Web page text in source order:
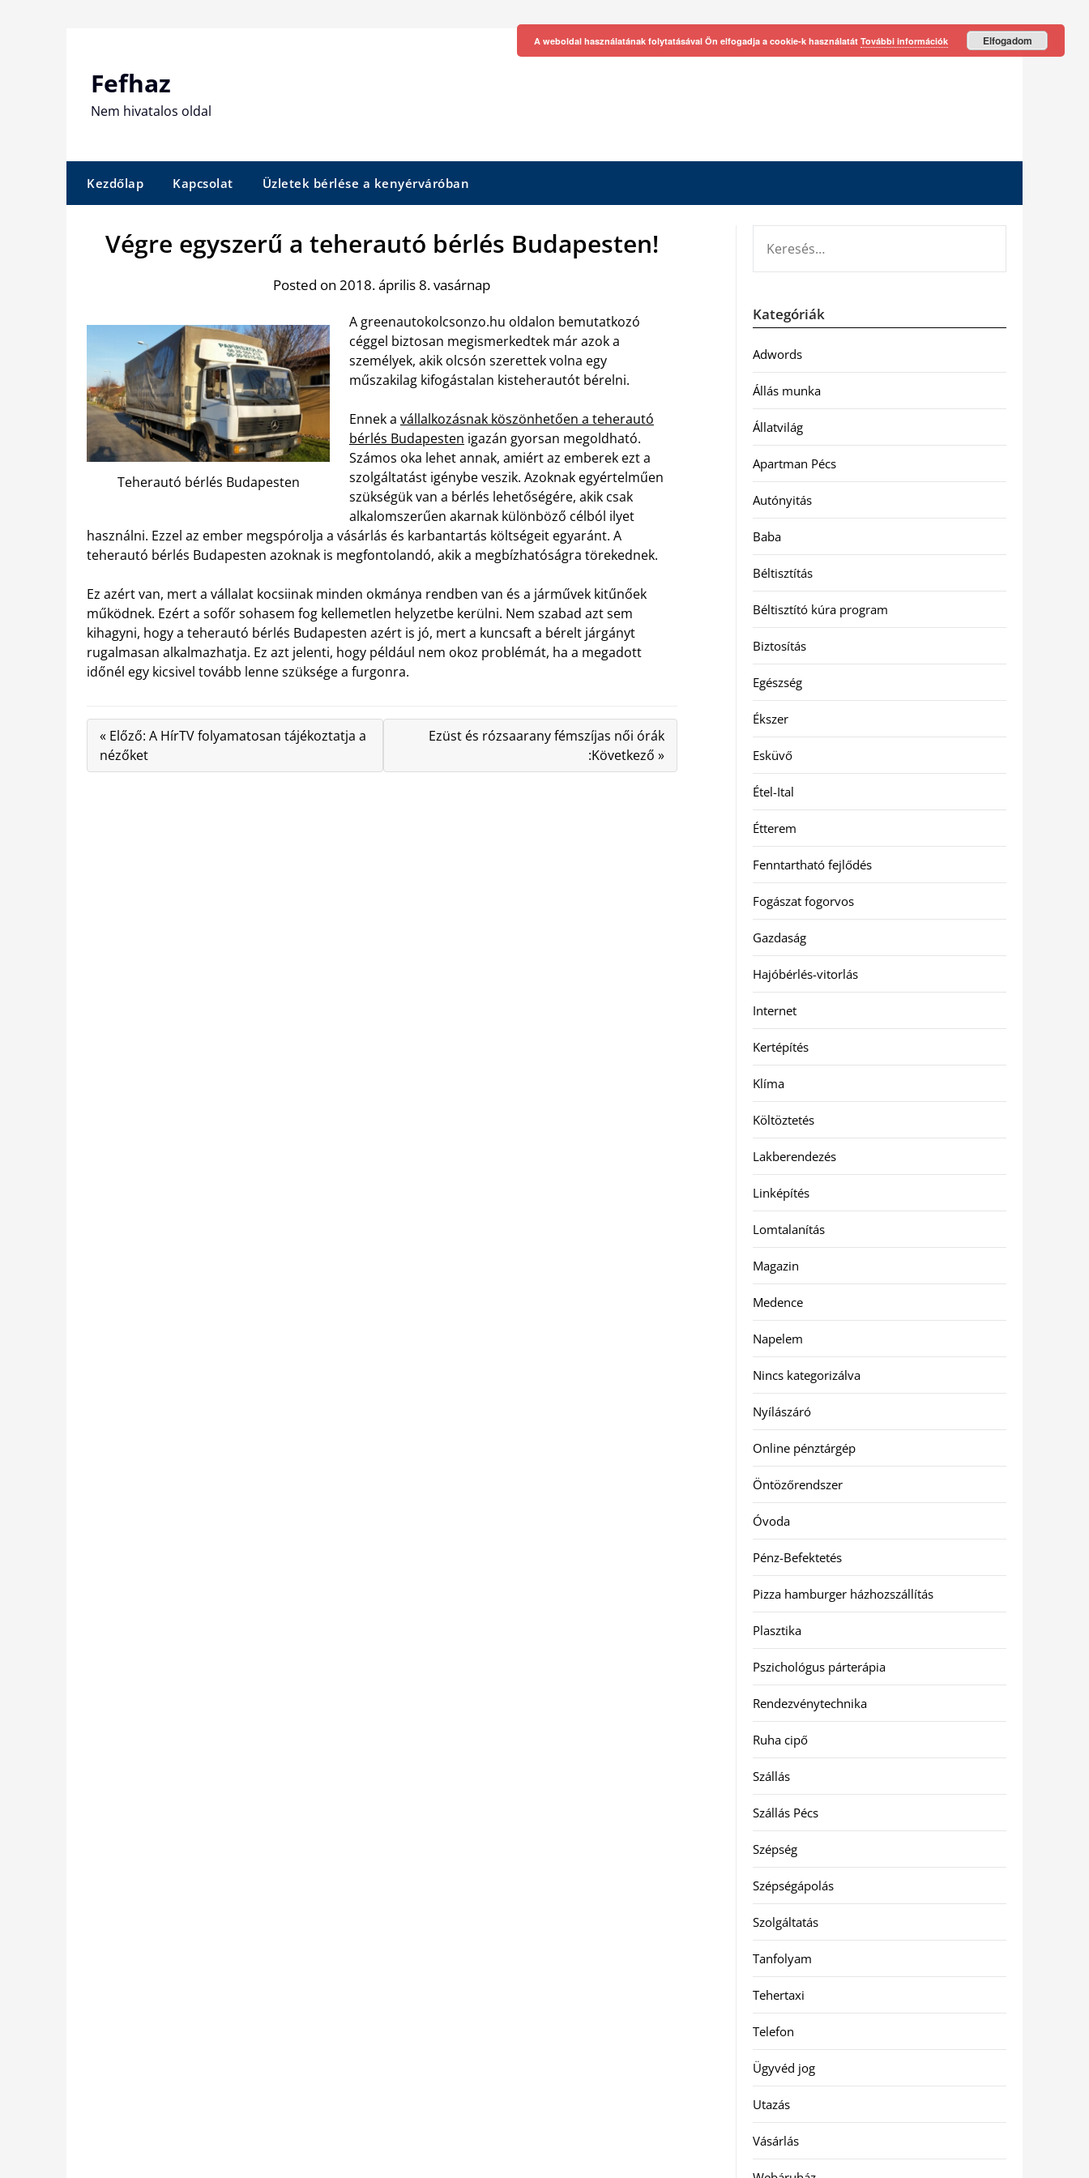
Fefhaz
Nem hivatalos oldal
Kezdőlap Kapcsolat Üzletek bérlése a kenyérváróban
Végre egyszerű a teherautó bérlés Budapesten!
Posted on 2018. április 8. vasárnap
Teherautó bérlés Budapesten
A greenautokolcsonzo.hu oldalon bemutatkozó
céggel biztosan megismerkedtek már azok a
személyek, akik olcsón szerettek volna egy
műszakilag kifogástalan kisteherautót bérelni.
Ennek a vállalkozásnak köszönhetően a teherautó
bérlés Budapesten igazán gyorsan megoldható.
Számos oka lehet annak, amiért az emberek ezt a
szolgáltatást igénybe veszik. Azoknak egyértelműen
szükségük van a bérlés lehetőségére, akik csak
alkalomszerűen akarnak különböző célból ilyet
használni. Ezzel az ember megspórolja a vásárlás és karbantartás költségeit egyaránt. A
teherautó bérlés Budapesten azoknak is megfontolandó, akik a megbízhatóságra törekednek.
Ez azért van, mert a vállalat kocsiinak minden okmánya rendben van és a járművek kitűnőek
működnek. Ezért a sofőr sohasem fog kellemetlen helyzetbe kerülni. Nem szabad azt sem
kihagyni, hogy a teherautó bérlés Budapesten azért is jó, mert a kuncsaft a bérelt járgányt
rugalmasan alkalmazhatja. Ez azt jelenti, hogy például nem okoz problémát, ha a megadott
időnél egy kicsivel tovább lenne szüksége a furgonra.
« Előző: A HírTV folyamatosan tájékoztatja a
nézőket
Ezüst és rózsaarany fémszíjas női órák
:Következő »
Kategóriák
Adwords
Állás munka
Állatvilág
Apartman Pécs
Autónyitás
Baba
Béltisztítás
Béltisztító kúra program
Biztosítás
Egészség
Ékszer
Esküvő
Étel-Ital
Étterem
Fenntartható fejlődés
Fogászat fogorvos
Gazdaság
Hajóbérlés-vitorlás
Internet
Kertépítés
Klíma
Költöztetés
Lakberendezés
Linképítés
Lomtalanítás
Magazin
Medence
Napelem
Nincs kategorizálva
Nyílászáró
Online pénztárgép
Öntözőrendszer
Óvoda
Pénz-Befektetés
Pizza hamburger házhozszállítás
Plasztika
Pszichológus párterápia
Rendezvénytechnika
Ruha cipő
Szállás
Szállás Pécs
Szépség
Szépségápolás
Szolgáltatás
Tanfolyam
Tehertaxi
Telefon
Ügyvéd jog
Utazás
Vásárlás
A weboldal használatának folytatásával Ön elfogadja a cookie-k használatát További információk Elfogadom